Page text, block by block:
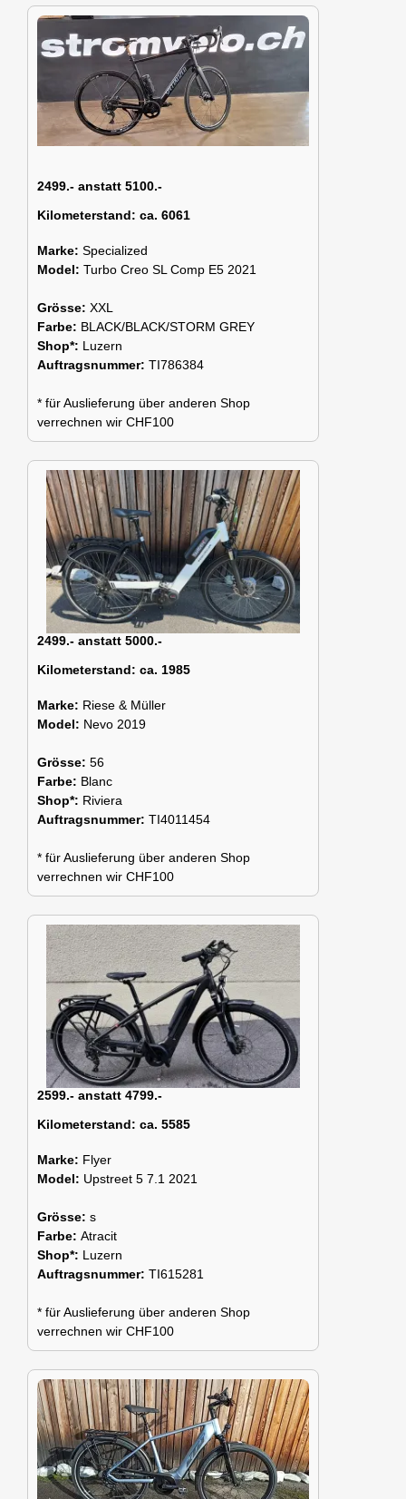
2499.- anstatt 5100.-
Kilometerstand: ca. 6061
Marke: Specialized
Model: Turbo Creo SL Comp E5 2021
Grösse: XXL
Farbe: BLACK/BLACK/STORM GREY
Shop*: Luzern
Auftragsnummer: TI786384
* für Auslieferung über anderen Shop
verrechnen wir CHF100
2499.- anstatt 5000.-
Kilometerstand: ca. 1985
Marke: Riese & Müller
Model: Nevo 2019
Grösse: 56
Farbe: Blanc
Shop*: Riviera
Auftragsnummer: TI4011454
* für Auslieferung über anderen Shop
verrechnen wir CHF100
2599.- anstatt 4799.-
Kilometerstand: ca. 5585
Marke: Flyer
Model: Upstreet 5 7.1 2021
Grösse: s
Farbe: Atracit
Shop*: Luzern
Auftragsnummer: TI615281
* für Auslieferung über anderen Shop
verrechnen wir CHF100